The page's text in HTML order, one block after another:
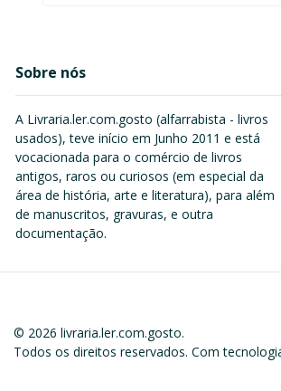
Sobre nós
A Livraria.ler.com.gosto (alfarrabista - livros
usados), teve início em Junho 2011 e está
vocacionada para o comércio de livros
antigos, raros ou curiosos (em especial da
área de história, arte e literatura), para além
de manuscritos, gravuras, e outra
documentação.
© 2026 livraria.ler.com.gosto.
Todos os direitos reservados. Com